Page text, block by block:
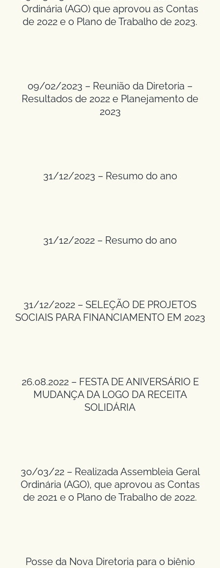
Ordinária (AGO) que aprovou as Contas
de 2022 e o Plano de Trabalho de 2023.
09/02/2023 – Reunião da Diretoria –
Resultados de 2022 e Planejamento de
2023
31/12/2023 – Resumo do ano
31/12/2022 – Resumo do ano
31/12/2022 – SELEÇÃO DE PROJETOS
SOCIAIS PARA FINANCIAMENTO EM 2023
26.08.2022 – FESTA DE ANIVERSÁRIO E
MUDANÇA DA LOGO DA RECEITA
SOLIDÁRIA
30/03/22 – Realizada Assembleia Geral
Ordinária (AGO), que aprovou as Contas
de 2021 e o Plano de Trabalho de 2022.
Posse da Nova Diretoria para o biênio